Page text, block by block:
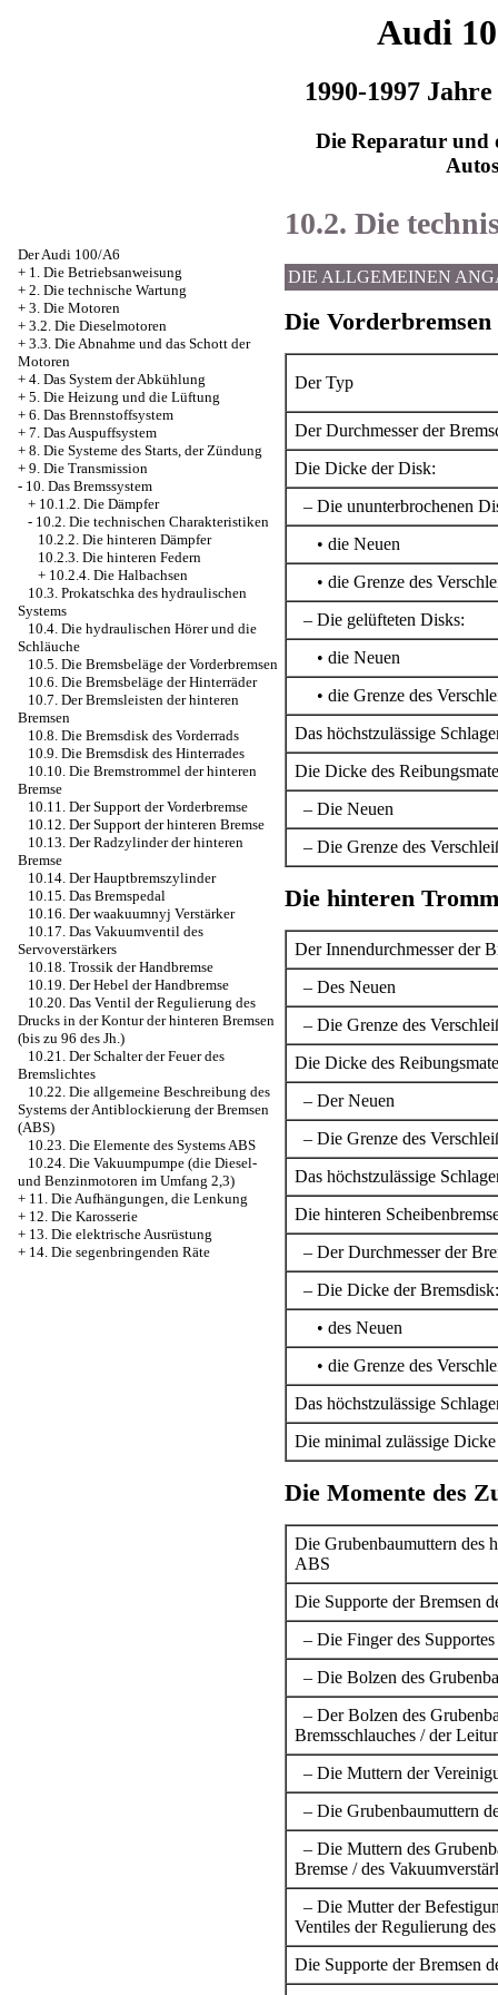
Audi
1990-1997
Die Reparatur und
Autos
Der Audi 100/A6
+ 1. Die Betriebsanweisung
+ 2. Die technische Wartung
+ 3. Die Motoren
+ 3.2. Die Dieselmotoren
+ 3.3. Die Abnahme und das Schott der
Motoren
+ 4. Das System der Abkühlung
+ 5. Die Heizung und die Lüftung
+ 6. Das Brennstoffsystem
+ 7. Das Auspuffsystem
+ 8. Die Systeme des Starts, der Zündung
+ 9. Die Transmission
- 10. Das Bremssystem
+ 10.1.2. Die Dämpfer
- 10.2. Die technischen Charakteristiken
10.2.2. Die hinteren Dämpfer
10.2.3. Die hinteren Federn
+ 10.2.4. Die Halbachsen
10.3. Prokatschka des hydraulischen
Systems
10.4. Die hydraulischen Hörer und die
Schläuche
10.5. Die Bremsbeläge der Vorderbremsen
10.6. Die Bremsbeläge der Hinterräder
10.7. Der Bremsleisten der hinteren
Bremsen
10.8. Die Bremsdisk des Vorderrads
10.9. Die Bremsdisk des Hinterrades
10.10. Die Bremstrommel der hinteren
Bremse
10.11. Der Support der Vorderbremse
10.12. Der Support der hinteren Bremse
10.13. Der Radzylinder der hinteren
Bremse
10.14. Der Hauptbremszylinder
10.15. Das Bremspedal
10.16. Der waakuumnyj Verstärker
10.17. Das Vakuumventil des
Servoverstärkers
10.18. Trossik der Handbremse
10.19. Der Hebel der Handbremse
10.20. Das Ventil der Regulierung des
Drucks in der Kontur der hinteren Bremsen
(bis zu 96 des Jh.)
10.21. Der Schalter der Feuer des
Bremslichtes
10.22. Die allgemeine Beschreibung des
Systems der Antiblockierung der Bremsen
(ABS)
10.23. Die Elemente des Systems ABS
10.24. Die Vakuumpumpe (die Diesel-
und Benzinmotoren im Umfang 2,3)
+ 11. Die Aufhängungen, die Lenkung
+ 12. Die Karosserie
+ 13. Die elektrische Ausrüstung
+ 14. Die segenbringenden Räte
10.2. Die
DIE ALLGEMEINEN
Die Vorderbremsen
Der Typ
Der Durchmesser der
Die Dicke der Disk:
– Die ununterbrochenen
• die Neuen
• die Grenze des
– Die gelüfteten Disks:
• die Neuen
• die Grenze des
Das höchstzulässige
Die Dicke des
– Die Neuen
– Die Grenze des
Die hinteren
Der Innendurchmesser der
– Des Neuen
– Die Grenze des
Die Dicke des
– Der Neuen
– Die Grenze des
Das höchstzulässige
Die hinteren
– Der Durchmesser der
– Die Dicke der Bremsdisk:
• des Neuen
• die Grenze des
Das höchstzulässige
Die minimal zulässige
Die Momente des
Die Grubenbaumuttern des
ABS
Die Supporte der Bremsen
– Die Finger des Supportes
– Die Bolzen des
– Der Bolzen des
Bremsschlauches / der
– Die Muttern der
– Die Grubenbaumuttern
– Die Muttern des
Bremse / des
– Die Mutter der
Ventiles der Regulierung
Die Supporte der Bremsen